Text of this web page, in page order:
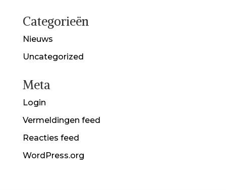
Categorieën
Nieuws
Uncategorized
Meta
Login
Vermeldingen feed
Reacties feed
WordPress.org